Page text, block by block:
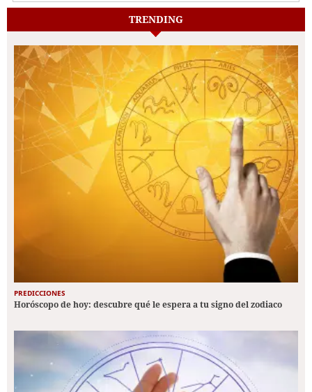
TRENDING
PREDICCIONES
Horóscopo de hoy: descubre qué le espera a tu signo del zodiaco